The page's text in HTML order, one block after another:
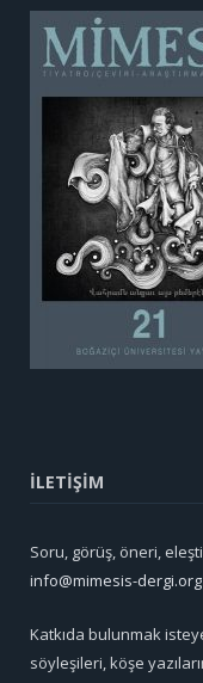
İLETİŞİM
Soru, görüş, öneri,
info@mimesis-dergi.org
Katkıda bulunmak
söyleşileri, köşe